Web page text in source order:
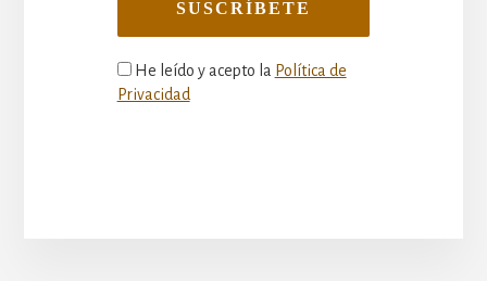
He leído y acepto la Política de
Privacidad